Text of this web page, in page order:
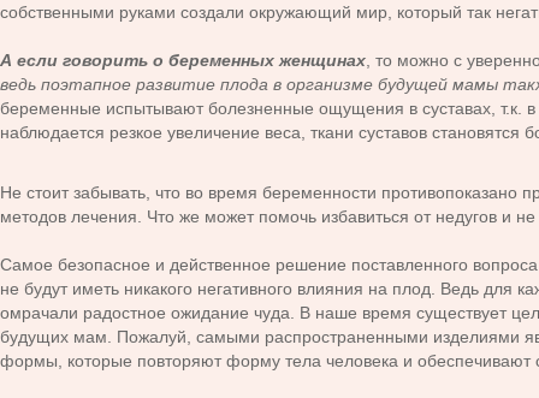
собственными руками создали окружающий мир, который так
А если говорить о беременных женщинах , то можно с
ведь поэтапное развитие плода в организме будущей мамы
беременные испытывают болезненные ощущения в суставах, т.к.
наблюдается резкое увеличение веса, ткани суставов становятся
Не стоит забывать, что во время беременности противопоказано
методов лечения. Что же может помочь избавиться от недугов и
Самое безопасное и действенное решение поставленного
не будут иметь никакого негативного влияния на плод. Ведь
омрачали радостное ожидание чуда. В наше время существует
будущих мам. Пожалуй, самыми распространенными изделиями
формы, которые повторяют форму тела человека и